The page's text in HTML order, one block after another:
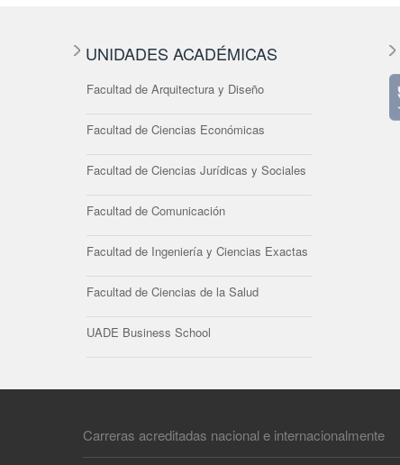
UNIDADES ACADÉMICAS
Facultad de Arquitectura y Diseño
Facultad de Ciencias Económicas
Facultad de Ciencias Jurídicas y Sociales
Facultad de Comunicación
Facultad de Ingeniería y Ciencias Exactas
Facultad de Ciencias de la Salud
UADE Business School
Carreras acreditadas nacional e internacionalmente